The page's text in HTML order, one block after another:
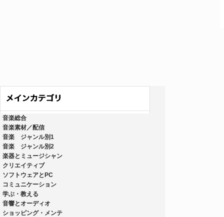
音楽総合
音楽素材／配信
音楽 ジャンル別1
音楽 ジャンル別2
楽器とミュージシャン
クリエイティブ
ソフトウェアとPC
コミュニケーション
学ぶ・教える
音響とオーディオ
ショッピング・メンテ